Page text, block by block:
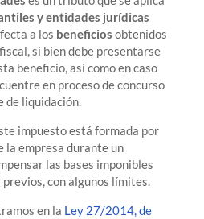
y entidades jurídicas
a los beneficios obtenidos
si bien debe presentarse
beneficio, así como en caso
en proceso de concurso
de liquidación.
impuesto está formada por
la empresa durante un
las bases imponibles
con algunos límites.
en la Ley 27/2014, de